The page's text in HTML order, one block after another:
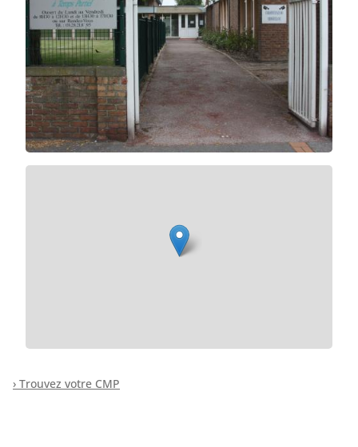
› Trouvez votre CMP